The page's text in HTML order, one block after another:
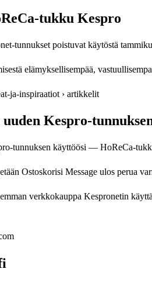
tukku Kespro
tunnukset poistuvat käytöstä
elämyksellisempää,
ja-inspiraatiot › artikkelit
Kespro-
tunnuksen käyttöösi — HoReCa-
Ostoskorisi Message ulos perua
verkkokauppa Kespronetin